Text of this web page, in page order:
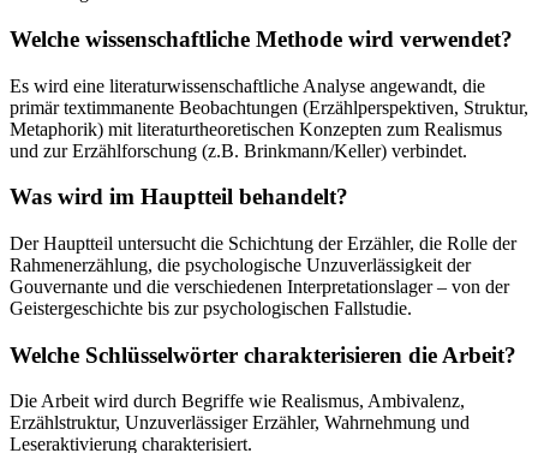
Welche wissenschaftliche Methode wird verwendet?
Es wird eine literaturwissenschaftliche Analyse angewandt, die
primär textimmanente Beobachtungen (Erzählperspektiven, Struktur,
Metaphorik) mit literaturtheoretischen Konzepten zum Realismus
und zur Erzählforschung (z.B. Brinkmann/Keller) verbindet.
Was wird im Hauptteil behandelt?
Der Hauptteil untersucht die Schichtung der Erzähler, die Rolle der
Rahmenerzählung, die psychologische Unzuverlässigkeit der
Gouvernante und die verschiedenen Interpretationslager – von der
Geistergeschichte bis zur psychologischen Fallstudie.
Welche Schlüsselwörter charakterisieren die Arbeit?
Die Arbeit wird durch Begriffe wie Realismus, Ambivalenz,
Erzählstruktur, Unzuverlässiger Erzähler, Wahrnehmung und
Leseraktivierung charakterisiert.